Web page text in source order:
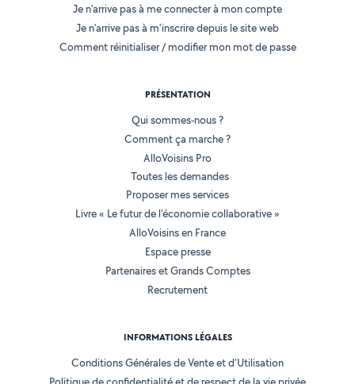
Je n'arrive pas à me connecter à mon compte
Je n'arrive pas à m'inscrire depuis le site web
Comment réinitialiser / modifier mon mot de passe
PRÉSENTATION
Qui sommes-nous ?
Comment ça marche ?
AlloVoisins Pro
Toutes les demandes
Proposer mes services
Livre « Le futur de l'économie collaborative »
AlloVoisins en France
Espace presse
Partenaires et Grands Comptes
Recrutement
INFORMATIONS LÉGALES
Conditions Générales de Vente et d'Utilisation